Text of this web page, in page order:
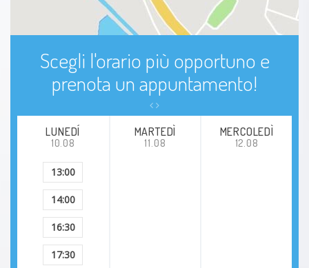
Scegli l'orario più opportuno e
prenota un appuntamento!
LUNEDÍ
10.08
13:00
14:00
16:30
17:30
MARTEDÌ
11.08
MERCOLEDÌ
12.08